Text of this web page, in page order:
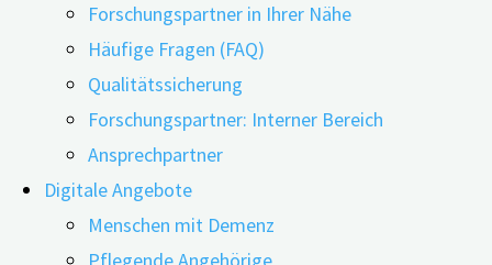
Forschungspartner in Ihrer Nähe
Häufige Fragen (FAQ)
Qualitätssicherung
Forschungspartner: Interner Bereich
Ansprechpartner
Digitale Angebote
Menschen mit Demenz
24.11.2022 12.06.2026
Bei der Vorbeugung kognitiver Beeinträchtigungen
spielt der Zahnersatz eine sehr wichtige Rolle. Mehr
noch: „Die Dritten“ wirken als Schutzfaktor für die
kognitiven Funktionen von Patient*innen mit
Demenz und neurodegenerativen Erkrankungen. Zu